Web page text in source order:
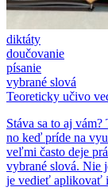
diktáty
doučovanie
písanie
vybrané slová
Teoreticky učivo
Stáva sa to aj
no keď príde na
veľmi často deje
vybrané slová. Nie
je vedieť aplikovať